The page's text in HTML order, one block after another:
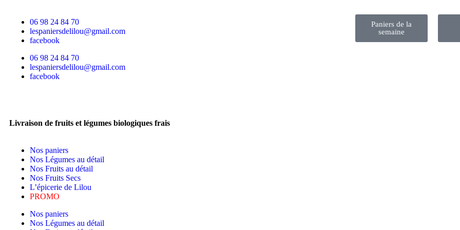
06 98 24 84 70
lespaniersdelilou@gmail.com
facebook
06 98 24 84 70
lespaniersdelilou@gmail.com
facebook
Paniers de la
semaine
Livraison de fruits et légumes biologiques frais
Nos paniers
Nos Légumes au détail
Nos Fruits au détail
Nos Fruits Secs
L’épicerie de Lilou
PROMO
Nos paniers
Nos Légumes au détail